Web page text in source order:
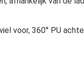
voor, 360° PU